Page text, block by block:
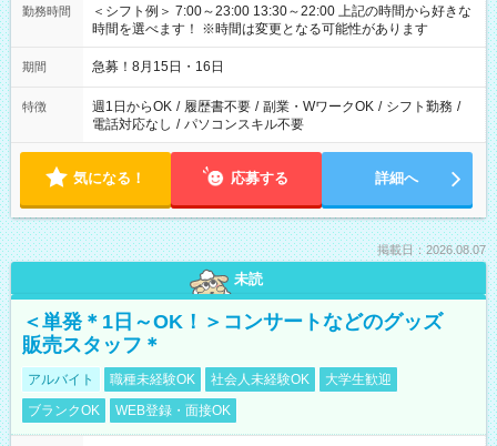
勤務時間
＜シフト例＞ 7:00～23:00 13:30～22:00 上記の時間から好きな
時間を選べます！ ※時間は変更となる可能性があります
期間 急募！8月15日・16日
特徴 週1日からOK / 履歴書不要 / 副業・WワークOK / シフト勤務 /
電話対応なし / パソコンスキル不要
気になる！ 応募する 詳細へ
掲載日：2026.08.07
未読
＜単発＊1日～OK！＞コンサートなどのグッズ
販売スタッフ＊
アルバイト 職種未経験OK 社会人未経験OK
大学生歓迎
ブランクOK
WEB登録・面接OK